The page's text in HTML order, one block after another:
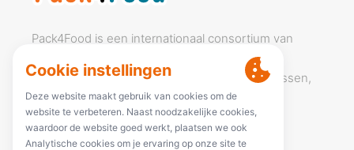
Pack4Food is een internationaal consortium van
bedrijven, actief in de verschillende sectoren
betrokken bij voedselverpakkingen en -processen,
onderzoeksinstellingen en sectororganisaties.